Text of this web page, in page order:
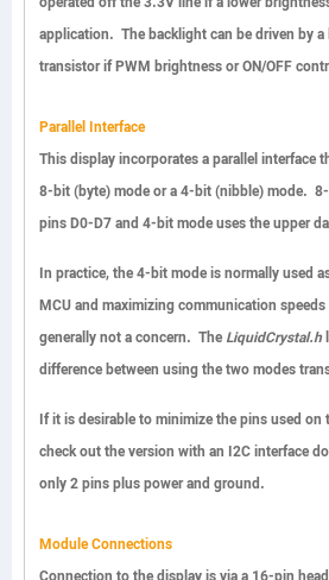
application. The backlight can be driven by
transistor if PWM brightness or ON/OFF
Parallel Interface
This display incorporates a parallel interface
8-bit (byte) mode or a 4-bit (nibble) mode.
pinsD0-D7and 4-bit mode uses the upper
In practice, the 4-bit mode is normally used
MCU and maximizing communication
generally not a concern. The LiquidCrystal.h
difference between using the two modes
If it is desirable to minimize the pins used on
check out the version with an I2C interface
only 2 pins plus power and ground.
Module Connections